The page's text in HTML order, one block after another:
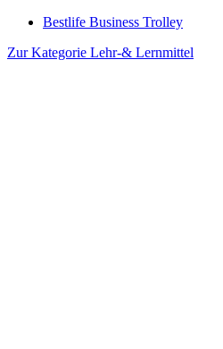
Bestlife Business Trolley
Zur Kategorie Lehr-& Lernmittel